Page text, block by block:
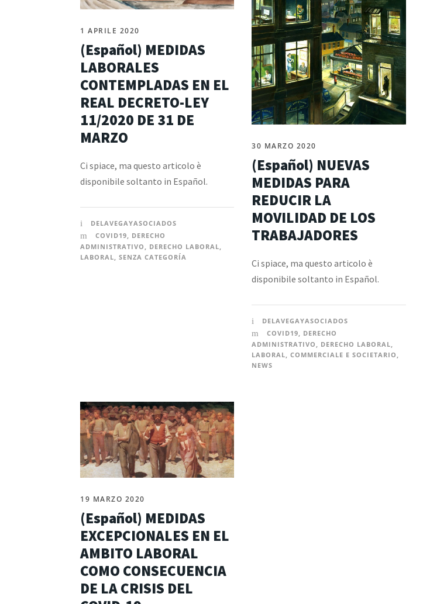
1 APRILE 2020
(Español) MEDIDAS
LABORALES
CONTEMPLADAS EN EL
REAL DECRETO-LEY
11/2020 DE 31 DE
MARZO
Ci spiace, ma questo articolo è
disponibile soltanto in Español.
DELAVEGAYASOCIADOS
COVID19, DERECHO
ADMINISTRATIVO , DERECHO LABORAL,
LABORAL, SENZA CATEGORÍA
30 MARZO 2020
(Español) NUEVAS
MEDIDAS PARA
REDUCIR LA
MOVILIDAD DE LOS
TRABAJADORES
Ci spiace, ma questo articolo è
disponibile soltanto in Español.
DELAVEGAYASOCIADOS
COVID19
DERECHO
ADMINISTRATIVO
DERECHO LABORAL
LABORAL
COMMERCIALE E SOCIETARIO
NEWS
19 MARZO 2020
(Español) MEDIDAS
EXCEPCIONALES EN EL
AMBITO LABORAL
COMO CONSECUENCIA
DE LA CRISIS DEL